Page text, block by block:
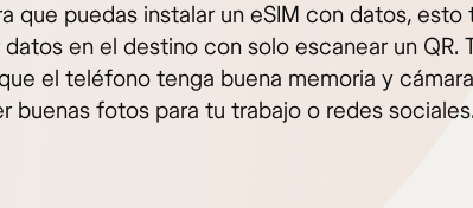
que puedas instalar un eSIM con datos, esto
en el destino con solo escanear un QR.
el teléfono tenga buena memoria y
buenas fotos para tu trabajo o redes